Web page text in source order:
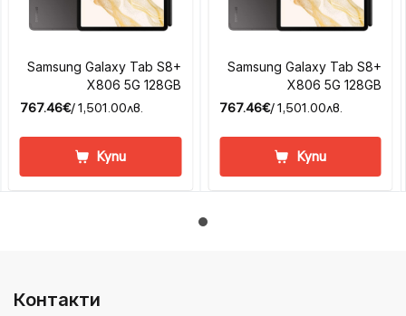
Samsung Galaxy Tab S8+
X806 5G 128GB
767.46€/ 1,501.00лв.
Купи
Samsung Galaxy Tab S8+
X806 5G 128GB
767.46€/ 1,501.00лв.
Купи
Контакти